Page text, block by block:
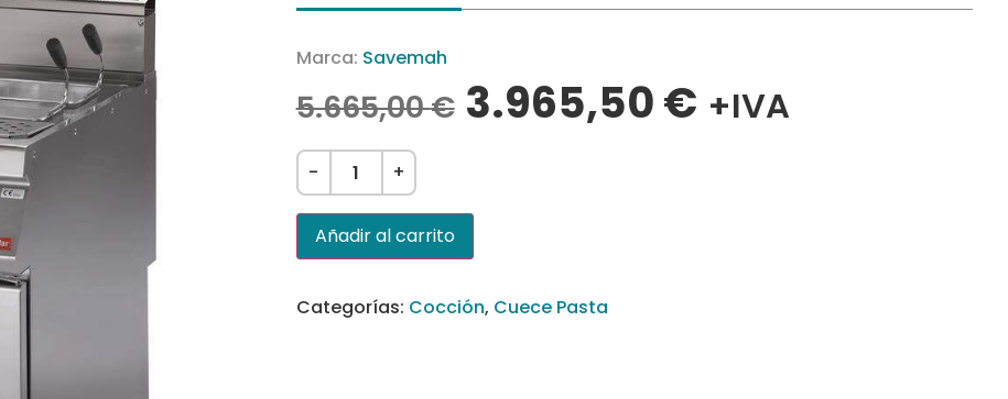
Marca: Savemah
5.665,00€ 3.965,50€ +IVA
- +
Añadir al carrito
Categorías: Cocción, Cuece Pasta